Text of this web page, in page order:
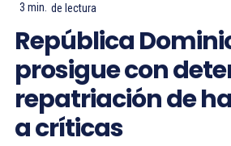
3 min. de lectura
República
prosigue con
repatriación de
a críticas